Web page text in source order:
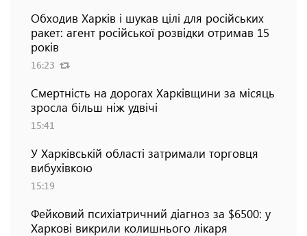
Обходив Харків і шукав цілі для російських
ракет: агент російської розвідки отримав 15
років
16:23
Смертність на дорогах Харківщини за місяць
зросла більш ніж удвічі
15:41
У Харківській області затримали торговця
вибухівкою
15:19
Фейковий психіатричний діагноз за $6500: у
Харкові викрили колишнього лікаря